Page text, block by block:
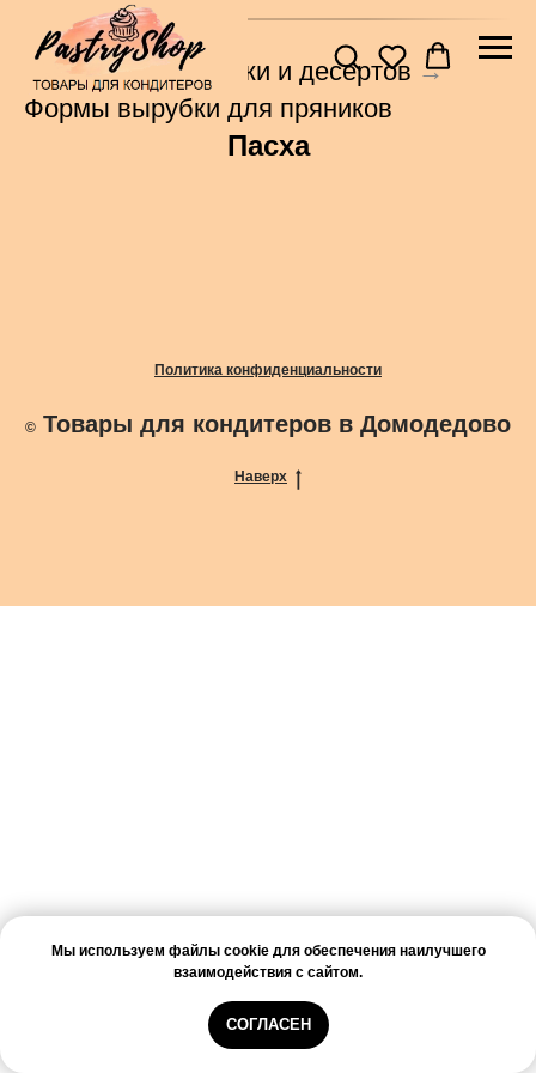
Мы используем файлы cookie для обеспечения наилучшего
взаимодействия с сайтом.
СОГЛАСЕН
Главная →
Формы для выпечки и десертов →
Формы вырубки для пряников
Пасха
Политика конфиденциальности
© Товары для кондитеров в Домодедово
Наверх